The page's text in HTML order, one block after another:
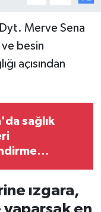
Merve Sena
besin
açısından
sağlık
ızgara,